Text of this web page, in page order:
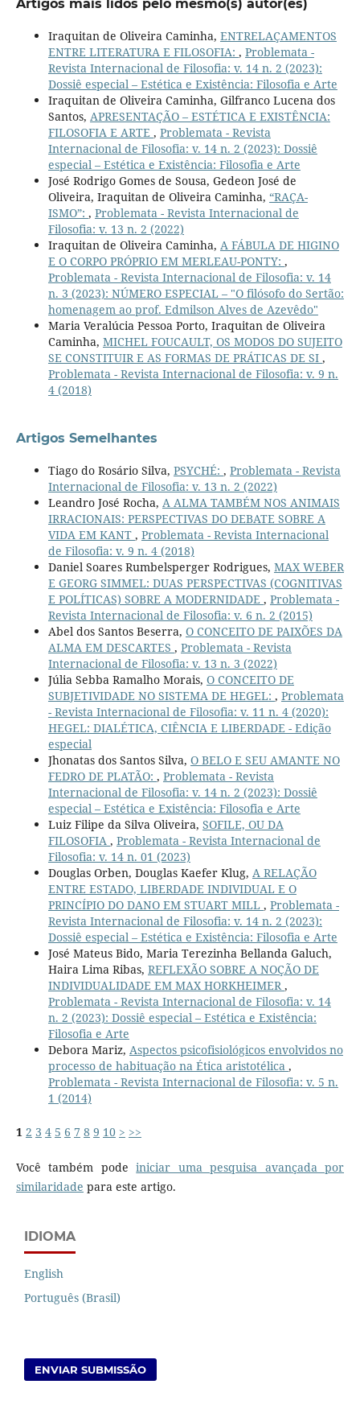
Artigos mais lidos pelo mesmo(s) autor(es)
Iraquitan de Oliveira Caminha, ENTRELAÇAMENTOS
ENTRE LITERATURA E FILOSOFIA: , Problemata -
Revista Internacional de Filosofia: v. 14 n. 2 (2023):
Dossiê especial – Estética e Existência: Filosofia e Arte
Iraquitan de Oliveira Caminha, Gilfranco Lucena dos
Santos, APRESENTAÇÃO – ESTÉTICA E EXISTÊNCIA:
FILOSOFIA E ARTE , Problemata - Revista
Internacional de Filosofia: v. 14 n. 2 (2023): Dossiê
especial – Estética e Existência: Filosofia e Arte
José Rodrigo Gomes de Sousa, Gedeon José de
Oliveira, Iraquitan de Oliveira Caminha, “RAÇA-
ISMO”: , Problemata - Revista Internacional de
Filosofia: v. 13 n. 2 (2022)
Iraquitan de Oliveira Caminha, A FÁBULA DE HIGINO
E O CORPO PRÓPRIO EM MERLEAU-PONTY: ,
Problemata - Revista Internacional de Filosofia: v. 14
n. 3 (2023): NÚMERO ESPECIAL – "O filósofo do Sertão:
homenagem ao prof. Edmilson Alves de Azevêdo"
Maria Veralúcia Pessoa Porto, Iraquitan de Oliveira
Caminha, MICHEL FOUCAULT, OS MODOS DO SUJEITO
SE CONSTITUIR E AS FORMAS DE PRÁTICAS DE SI ,
Problemata - Revista Internacional de Filosofia: v. 9 n.
4 (2018)
Artigos Semelhantes
Tiago do Rosário Silva, PSYCHÉ: , Problemata - Revista
Internacional de Filosofia: v. 13 n. 2 (2022)
Leandro José Rocha, A ALMA TAMBÉM NOS ANIMAIS
IRRACIONAIS: PERSPECTIVAS DO DEBATE SOBRE A
VIDA EM KANT , Problemata - Revista Internacional
de Filosofia: v. 9 n. 4 (2018)
Daniel Soares Rumbelsperger Rodrigues, MAX WEBER
E GEORG SIMMEL: DUAS PERSPECTIVAS (COGNITIVAS
E POLÍTICAS) SOBRE A MODERNIDADE , Problemata -
Revista Internacional de Filosofia: v. 6 n. 2 (2015)
Abel dos Santos Beserra, O CONCEITO DE PAIXÕES DA
ALMA EM DESCARTES , Problemata - Revista
Internacional de Filosofia: v. 13 n. 3 (2022)
Júlia Sebba Ramalho Morais, O CONCEITO DE
SUBJETIVIDADE NO SISTEMA DE HEGEL: , Problemata
- Revista Internacional de Filosofia: v. 11 n. 4 (2020):
HEGEL: DIALÉTICA, CIÊNCIA E LIBERDADE - Edição
especial
Jhonatas dos Santos Silva, O BELO E SEU AMANTE NO
FEDRO DE PLATÃO: , Problemata - Revista
Internacional de Filosofia: v. 14 n. 2 (2023): Dossiê
especial – Estética e Existência: Filosofia e Arte
Luiz Filipe da Silva Oliveira, SOFILE, OU DA
FILOSOFIA , Problemata - Revista Internacional de
Filosofia: v. 14 n. 01 (2023)
Douglas Orben, Douglas Kaefer Klug, A RELAÇÃO
ENTRE ESTADO, LIBERDADE INDIVIDUAL E O
PRINCÍPIO DO DANO EM STUART MILL , Problemata -
Revista Internacional de Filosofia: v. 14 n. 2 (2023):
Dossiê especial – Estética e Existência: Filosofia e Arte
José Mateus Bido, Maria Terezinha Bellanda Galuch,
Haira Lima Ribas, REFLEXÃO SOBRE A NOÇÃO DE
INDIVIDUALIDADE EM MAX HORKHEIMER,
Problemata - Revista Internacional de Filosofia: v. 14
n. 2 (2023): Dossiê especial – Estética e Existência:
Filosofia e Arte
Debora Mariz, Aspectos psicofisiológicos envolvidos no
processo de habituação na Ética aristotélica ,
Problemata - Revista Internacional de Filosofia: v. 5 n.
1 (2014)
1 2 3 4 5 6 7 8 9 10 > >>
Você também podeiniciar uma pesquisa avançada por
similaridade para este artigo.
IDIOMA
English
Português (Brasil)
ENVIAR SUBMISSÃO